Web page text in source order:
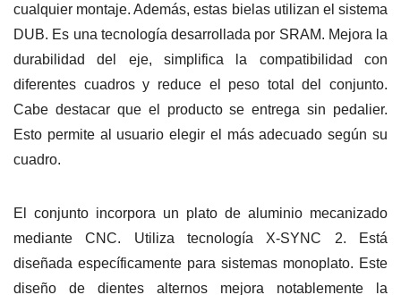
cualquier montaje. Además, estas bielas utilizan el sistema
DUB. Es una tecnología desarrollada por SRAM. Mejora la
durabilidad del eje, simplifica la compatibilidad con
diferentes cuadros y reduce el peso total del conjunto.
Cabe destacar que el producto se entrega sin pedalier.
Esto permite al usuario elegir el más adecuado según su
cuadro.
El conjunto incorpora un plato de aluminio mecanizado
mediante CNC. Utiliza tecnología X-SYNC 2. Está
diseñada específicamente para sistemas monoplato. Este
diseño de dientes alternos mejora notablemente la